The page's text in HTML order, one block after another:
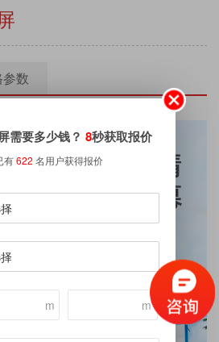
数
需要多少钱？ 8秒获取报价
有622 名用户获得报价
m
m